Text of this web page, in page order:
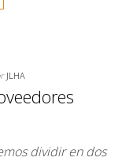
JLHA
dividir en dos